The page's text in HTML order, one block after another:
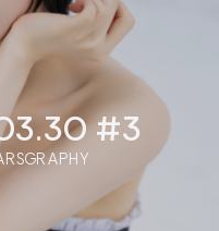
#3